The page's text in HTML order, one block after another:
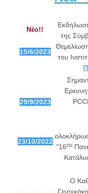
Νέο!!
15/6/2023
της
του
29/9/2023
23/10/2022
"16ου
Ο